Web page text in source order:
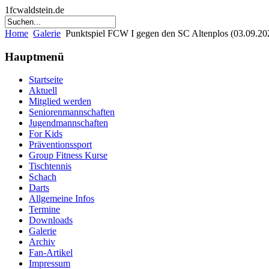
1fcwaldstein.de
Home Galerie Punktspiel FCW I gegen den SC Altenplos
Hauptmenü
Startseite
Aktuell
Mitglied werden
Seniorenmannschaften
Jugendmannschaften
For Kids
Präventionssport
Group Fitness Kurse
Tischtennis
Schach
Darts
Allgemeine Infos
Termine
Downloads
Galerie
Archiv
Fan-Artikel
Impressum